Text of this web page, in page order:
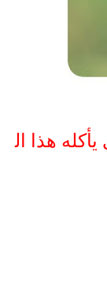
هذا ال